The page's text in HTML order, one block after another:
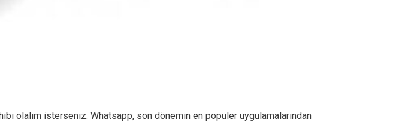
olalım isterseniz. Whatsapp, son dönemin en popüler uygulamalarından